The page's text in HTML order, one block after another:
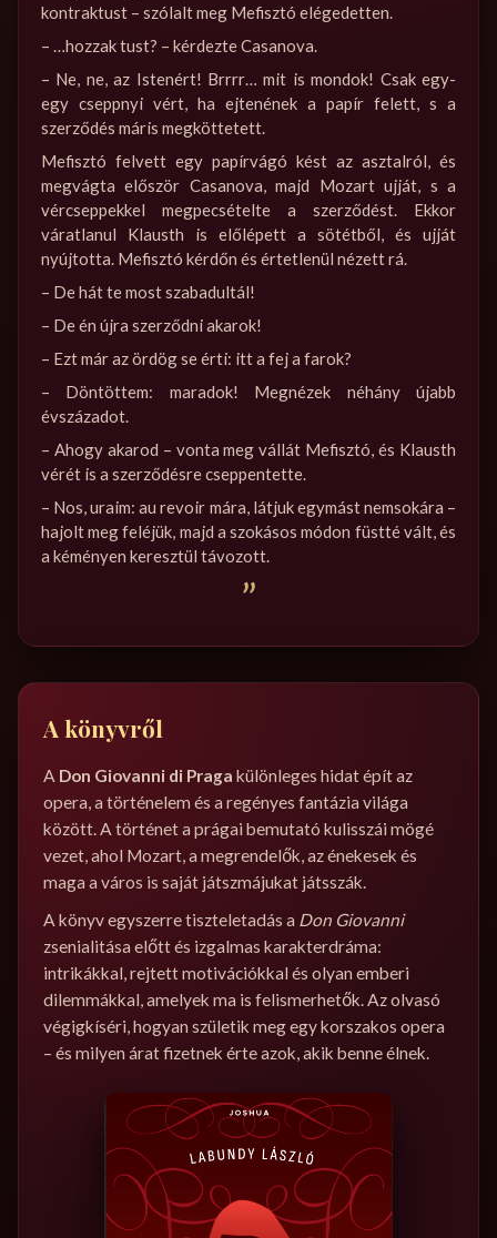
kontraktust – szólalt meg Mefisztó elégedetten.
– …hozzak tust? – kérdezte Casanova.
– Ne, ne, az Istenért! Brrrr… mit is mondok! Csak egy-
egy cseppnyi vért, ha ejtenének a papír felett, s a
szerződés máris megköttetett.
Mefisztó felvett egy papírvágó kést az asztalról, és
megvágta először Casanova, majd Mozart ujját, s a
vércseppekkel megpecsételte a szerződést. Ekkor
váratlanul Klausth is előlépett a sötétből, és ujját
nyújtotta. Mefisztó kérdőn és értetlenül nézett rá.
– De hát te most szabadultál!
– De én újra szerződni akarok!
– Ezt már az ördög se érti: itt a fej a farok?
– Döntöttem: maradok! Megnézek néhány újabb
évszázadot.
– Ahogy akarod – vonta meg vállát Mefisztó, és Klausth
vérét is a szerződésre cseppentette.
– Nos, uraim: au revoir mára, látjuk egymást nemsokára –
hajolt meg feléjük, majd a szokásos módon füstté vált, és
a kéményen keresztül távozott.
”
A könyvről
A Don Giovanni di Praga különleges hidat épít az
opera, a történelem és a regényes fantázia világa
között. A történet a prágai bemutató kulisszái mögé
vezet, ahol Mozart, a megrendelők, az énekesek és
maga a város is saját játszmájukat játsszák.
A könyv egyszerre tiszteletadás a Don Giovanni
zsenialitása előtt és izgalmas karakterdráma:
intrikákkal, rejtett motivációkkal és olyan emberi
dilemmákkal, amelyek ma is felismerhetők. Az olvasó
végigkíséri, hogyan születik meg egy korszakos opera
– és milyen árat fizetnek érte azok, akik benne élnek.